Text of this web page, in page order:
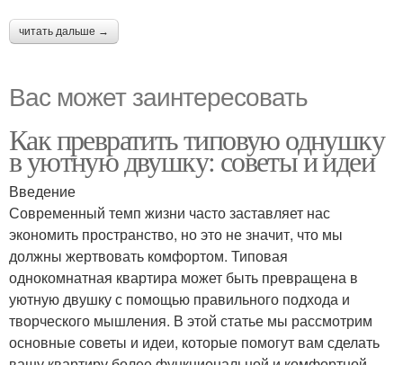
читать дальше →
Вас может заинтересовать
Как превратить типовую однушку
в уютную двушку: советы и идеи
Введение
Современный темп жизни часто заставляет нас
экономить пространство, но это не значит, что мы
должны жертвовать комфортом. Типовая
однокомнатная квартира может быть превращена в
уютную двушку с помощью правильного подхода и
творческого мышления. В этой статье мы рассмотрим
основные советы и идеи, которые помогут вам сделать